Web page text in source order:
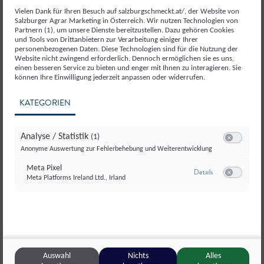
Getreideerzeugnisse
Vielen Dank für Ihren Besuch auf salzburgschmeckt.at/, der Website von
Salzburger Agrar Marketing in Österreich. Wir nutzen Technologien von
Partnern (1), um unsere Dienste bereitzustellen. Dazu gehören Cookies
und Tools von Drittanbietern zur Verarbeitung einiger Ihrer
personenbezogenen Daten. Diese Technologien sind für die Nutzung der
Website nicht zwingend erforderlich. Dennoch ermöglichen sie es uns,
einen besseren Service zu bieten und enger mit Ihnen zu interagieren. Sie
können Ihre Einwilligung jederzeit anpassen oder widerrufen.
KATEGORIEN
Analyse / Statistik (1)
Anonyme Auswertung zur Fehlerbehebung und Weiterentwicklung
Meta Pixel
Meta Platforms Ireland Ltd., Irland
Detailszu Meta Pixel
Auswahl
Nichts
Alles